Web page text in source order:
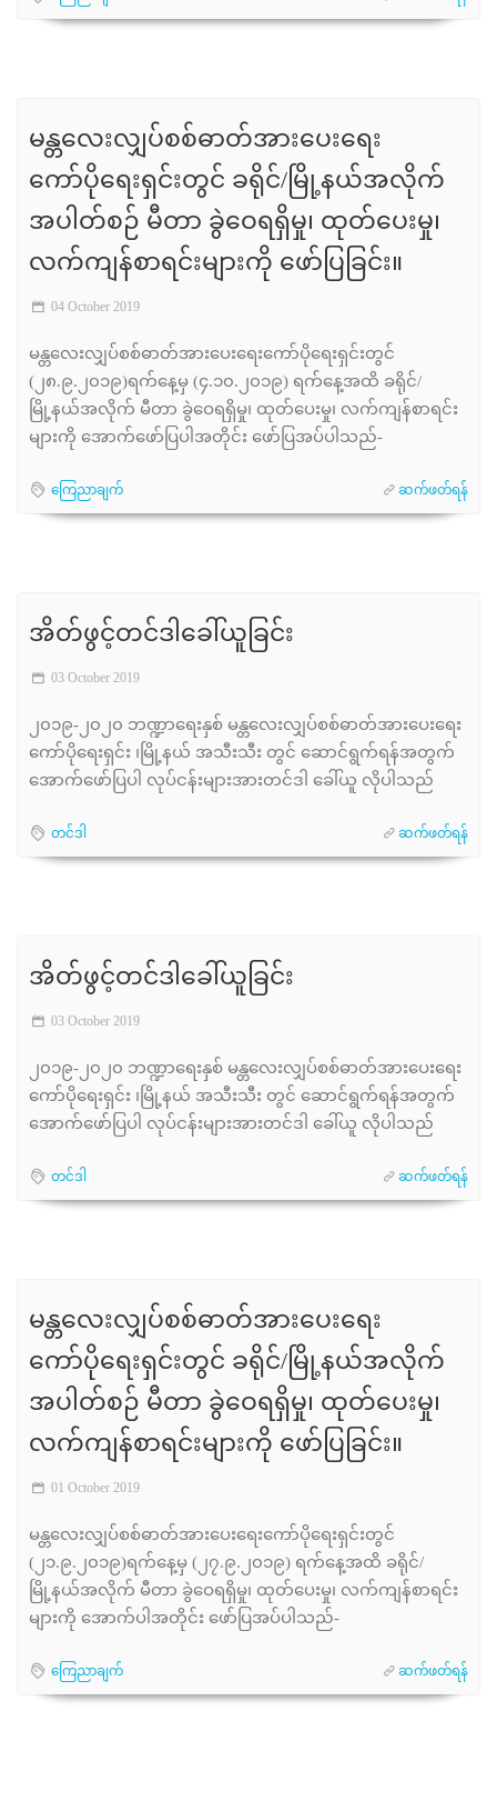
မန္တလေးလျှပ်စစ်ဓာတ်အားပေးရေး
ကော်ပိုရေးရှင်းတွင် ခရိုင်/မြို့နယ်အလိုက်
အပါတ်စဉ် မီတာ ခွဲဝေရရှိမှု၊ ထုတ်ပေးမှု၊
လက်ကျန်စာရင်းများကို ဖော်ပြခြင်း။
04 October 2019
မန္တလေးလျှပ်စစ်ဓာတ်အားပေးရေးကော်ပိုရေးရှင်းတွင်
(၂၈.၉.၂၀၁၉)ရက်နေ့မှ (၄.၁၀.၂၀၁၉) ရက်နေ့အထိ ခရိုင်/
မြို့နယ်အလိုက် မီတာ ခွဲဝေရရှိမှု၊ ထုတ်ပေးမှု၊ လက်ကျန်စာရင်း
များကို အောက်ဖော်ပြပါအတိုင်း ဖော်ပြအပ်ပါသည်-
ကြေညာချက် ဆက်ဖတ်ရန်
အိတ်ဖွင့်တင်ဒါခေါ်ယူခြင်း
03 October 2019
၂၀၁၉-၂၀၂၀ ဘဏ္ဍာရေးနှစ် မန္တလေးလျှပ်စစ်ဓာတ်အားပေးရေး
ကော်ပိုရေးရှင်း ၊မြို့နယ် အသီးသီး တွင် ဆောင်ရွက်ရန်အတွက်
အောက်ဖော်ပြပါ လုပ်ငန်းများအားတင်ဒါ ခေါ်ယူ လိုပါသည်
တင်ဒါ ဆက်ဖတ်ရန်
အိတ်ဖွင့်တင်ဒါခေါ်ယူခြင်း
03 October 2019
၂၀၁၉-၂၀၂၀ ဘဏ္ဍာရေးနှစ် မန္တလေးလျှပ်စစ်ဓာတ်အားပေးရေး
ကော်ပိုရေးရှင်း ၊မြို့နယ် အသီးသီး တွင် ဆောင်ရွက်ရန်အတွက်
အောက်ဖော်ပြပါ လုပ်ငန်းများအားတင်ဒါ ခေါ်ယူ လိုပါသည်
တင်ဒါ ဆက်ဖတ်ရန်
မန္တလေးလျှပ်စစ်ဓာတ်အားပေးရေး
ကော်ပိုရေးရှင်းတွင် ခရိုင်/မြို့နယ်အလိုက်
အပါတ်စဉ် မီတာ ခွဲဝေရရှိမှု၊ ထုတ်ပေးမှု၊
လက်ကျန်စာရင်းများကို ဖော်ပြခြင်း။
01 October 2019
မန္တလေးလျှပ်စစ်ဓာတ်အားပေးရေးကော်ပိုရေးရှင်းတွင်
(၂၁.၉.၂၀၁၉)ရက်နေ့မှ (၂၇.၉.၂၀၁၉) ရက်နေ့အထိ ခရိုင်/
မြို့နယ်အလိုက် မီတာ ခွဲဝေရရှိမှု၊ ထုတ်ပေးမှု၊ လက်ကျန်စာရင်း
များကို အောက်ပါအတိုင်း ဖော်ပြအပ်ပါသည်-
ကြေညာချက် ဆက်ဖတ်ရန်